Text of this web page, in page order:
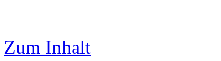
Zum Inhalt